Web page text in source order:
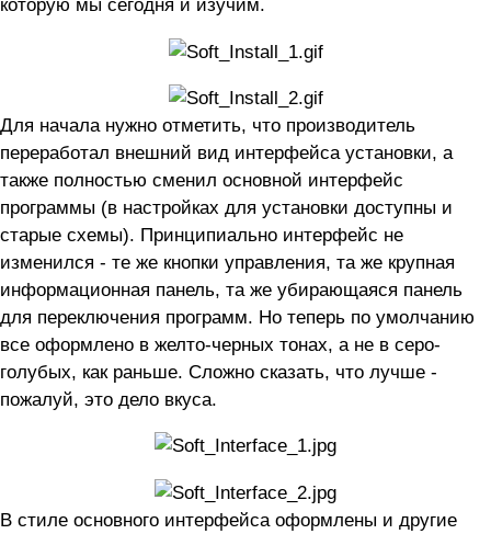
которую мы сегодня и изучим.
Для начала нужно отметить, что производитель
переработал внешний вид интерфейса установки, а
также полностью сменил основной интерфейс
программы (в настройках для установки доступны и
старые схемы). Принципиально интерфейс не
изменился - те же кнопки управления, та же крупная
информационная панель, та же убирающаяся панель
для переключения программ. Но теперь по умолчанию
все оформлено в желто-черных тонах, а не в серо-
голубых, как раньше. Сложно сказать, что лучше -
пожалуй, это дело вкуса.
В стиле основного интерфейса оформлены и другие